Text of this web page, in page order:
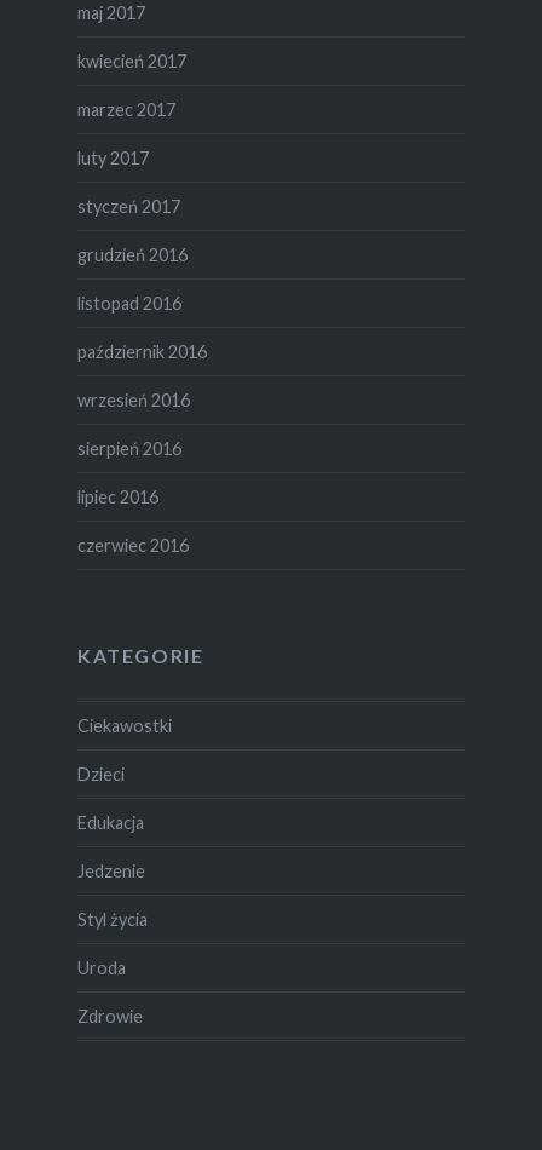
maj 2017
kwiecień 2017
marzec 2017
luty 2017
styczeń 2017
grudzień 2016
listopad 2016
październik 2016
wrzesień 2016
sierpień 2016
lipiec 2016
czerwiec 2016
KATEGORIE
Ciekawostki
Dzieci
Edukacja
Jedzenie
Styl życia
Uroda
Zdrowie